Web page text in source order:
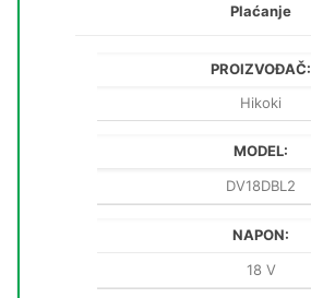
Plaćanje
PROIZVOĐAČ:
Hikoki
MODEL:
DV18DBL2
NAPON:
18 V